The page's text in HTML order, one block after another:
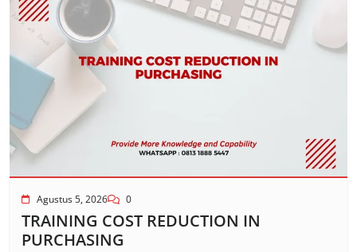
Agustus 5, 2026 0
TRAINING COST REDUCTION IN
PURCHASING